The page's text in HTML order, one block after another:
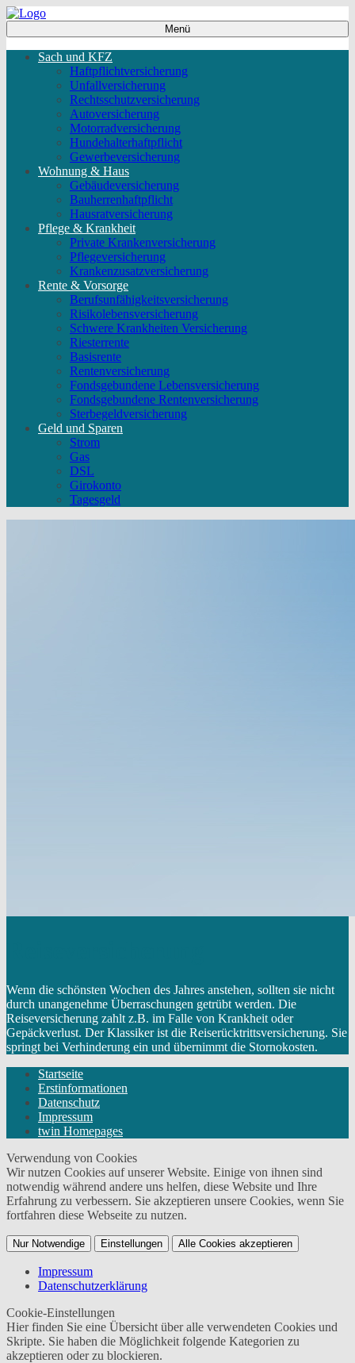
Menü
Sach und KFZ
Haftpflichtversicherung
Unfallversicherung
Rechtsschutzversicherung
Autoversicherung
Motorradversicherung
Hundehalterhaftpflicht
Gewerbeversicherung
Wohnung & Haus
Gebäudeversicherung
Bauherrenhaftpflicht
Hausratversicherung
Pflege & Krankheit
Private Krankenversicherung
Pflegeversicherung
Krankenzusatzversicherung
Rente & Vorsorge
Berufs­unfähigkeitsversicherung
Risikolebensversicherung
Schwere Krankheiten Versicherung
Riesterrente
Basisrente
Rentenversicherung
Fondsgebundene Lebensversicherung
Fondsgebundene Rentenversicherung
Sterbegeldversicherung
Geld und Sparen
Strom
Gas
DSL
Girokonto
Tagesgeld
Wenn die schönsten Wochen des Jahres anstehen, sollten sie nicht
durch unangenehme Überraschungen getrübt werden. Die
Reiseversicherung zahlt z.B. im Falle von Krankheit oder
Gepäckverlust. Der Klassiker ist die Reiserücktrittsversicherung. Sie
springt bei Verhinderung ein und übernimmt die Stornokosten.
Startseite
Erstinformationen
Datenschutz
Impressum
twin Homepages
Verwendung von Cookies
Wir nutzen Cookies auf unserer Website. Einige von ihnen sind
notwendig während andere uns helfen, diese Website und Ihre
Erfahrung zu verbessern. Sie akzeptieren unsere Cookies, wenn Sie
fortfahren diese Webseite zu nutzen.
Nur Notwendige Einstellungen Alle Cookies akzeptieren
Impressum
Datenschutzerklärung
Cookie-Einstellungen
Hier finden Sie eine Übersicht über alle verwendeten Cookies und
Skripte. Sie haben die Möglichkeit folgende Kategorien zu
akzeptieren oder zu blockieren.